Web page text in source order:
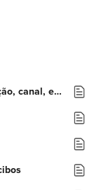
Personalizar um menu para uma localização, canal, etiqueta personalizada ou tipo de encomenda